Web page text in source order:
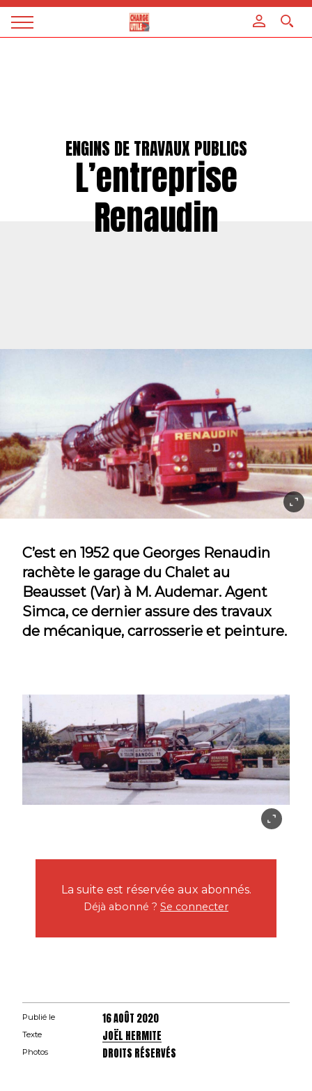
Magazine
ENGINS DE TRAVAUX PUBLICS
L’entreprise
Renaudin
C’est en 1952 que Georges Renaudin
rachète le garage du Chalet au
Beausset (Var) à M. Audemar. Agent
Simca, ce dernier assure des travaux
de mécanique, carrosserie et peinture.
La suite est réservée aux abonnés.
Déjà abonné ? Se connecter
Publié le 16 AOÛT 2020
Texte JOËL HERMITE
Photos DROITS RÉSERVÉS
Panneau de gestion des cookies